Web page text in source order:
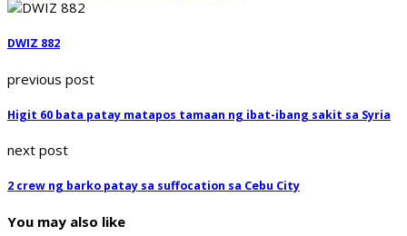
DWIZ 882
previous post
Higit 60 bata patay matapos tamaan ng ibat-ibang sakit sa Syria
next post
2 crew ng barko patay sa suffocation sa Cebu City
You may also like